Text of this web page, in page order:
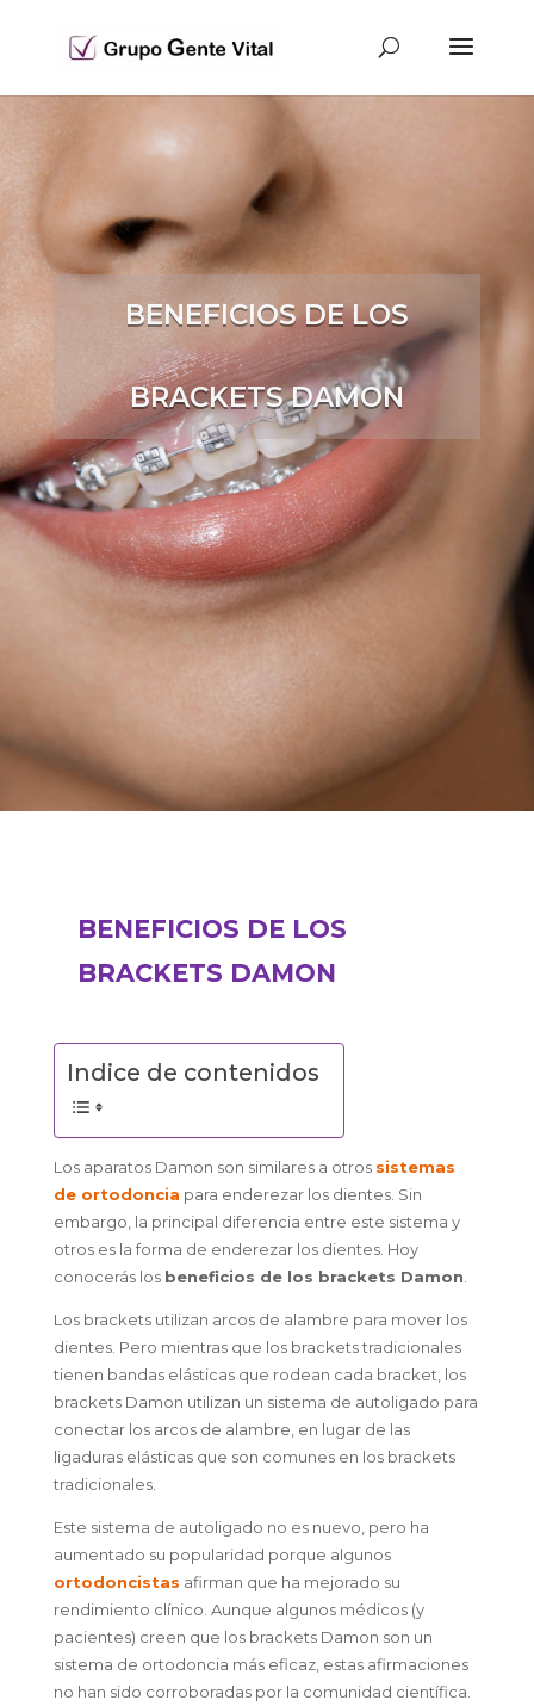
BENEFICIOS DE LOS
BRACKETS DAMON
BENEFICIOS DE LOS
BRACKETS DAMON
Indice de contenidos
Los aparatos Damon son similares a otros sistemas
de ortodoncia para enderezar los dientes. Sin
embargo, la principal diferencia entre este sistema y
otros es la forma de enderezar los dientes. Hoy
conocerás los beneficios de los brackets Damon
Los brackets utilizan arcos de alambre para mover los
dientes. Pero mientras que los brackets tradicionales
tienen bandas elásticas que rodean cada bracket, los
brackets Damon utilizan un sistema de autoligado para
conectar los arcos de alambre, en lugar de las
ligaduras elásticas que son comunes en los brackets
tradicionales.
Este sistema de autoligado no es nuevo, pero ha
aumentado su popularidad porque algunos
ortodoncistas afirman que ha mejorado su
rendimiento clínico. Aunque algunos médicos (y
pacientes) creen que los brackets Damon son un
sistema de ortodoncia más eficaz, estas afirmaciones
no han sido corroboradas por la comunidad científica.